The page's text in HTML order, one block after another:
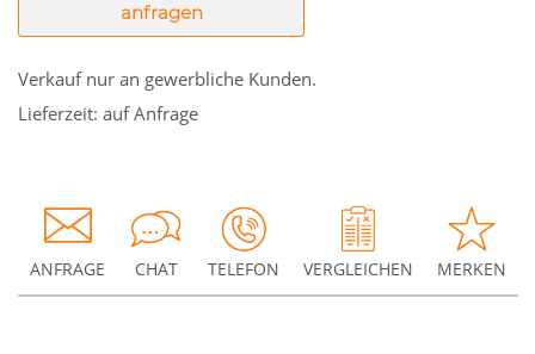
anfragen
Verkauf nur an gewerbliche Kunden.
Lieferzeit: auf Anfrage
ANFRAGE CHAT TELEFON VERGLEICHEN MERKEN